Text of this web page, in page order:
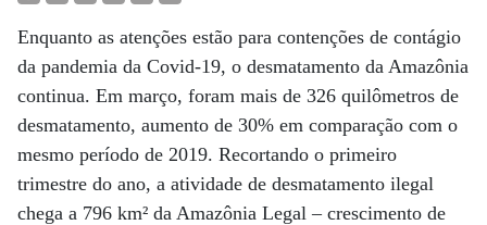
Enquanto as atenções estão para contenções de contágio
da pandemia da Covid-19, o desmatamento da Amazônia
continua. Em março, foram mais de 326 quilômetros de
desmatamento, aumento de 30% em comparação com o
mesmo período de 2019. Recortando o primeiro
trimestre do ano, a atividade de desmatamento ilegal
chega a 796 km² da Amazônia Legal – crescimento de